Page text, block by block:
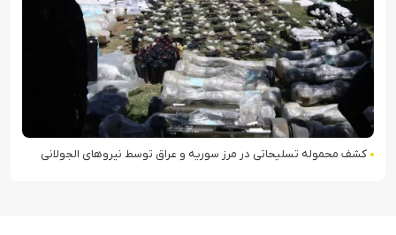
کشف محموله تسلیحاتی در مرز سوریه و عراق توسط نیروهای الجولانی